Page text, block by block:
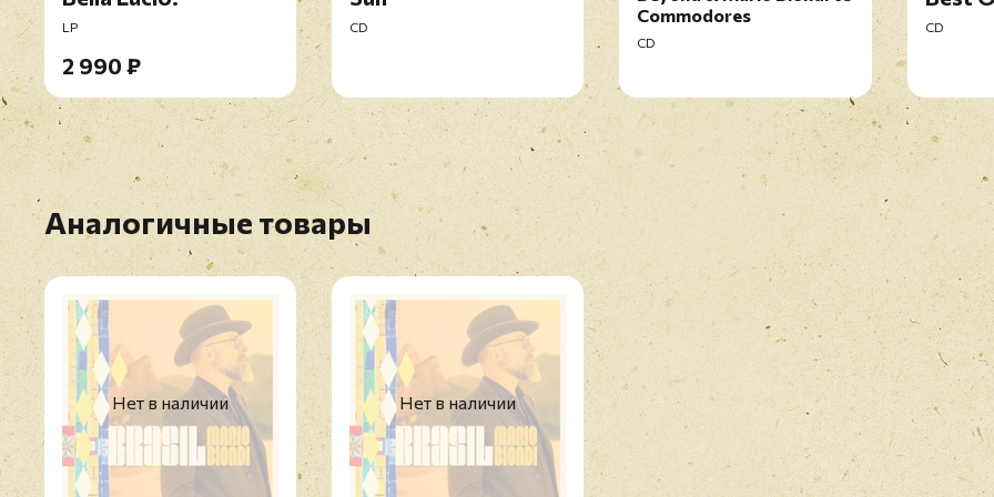
LP
2 990 ₽
CD
Commodores
CD
CD
Аналогичные товары
Нет в наличии Нет в наличии